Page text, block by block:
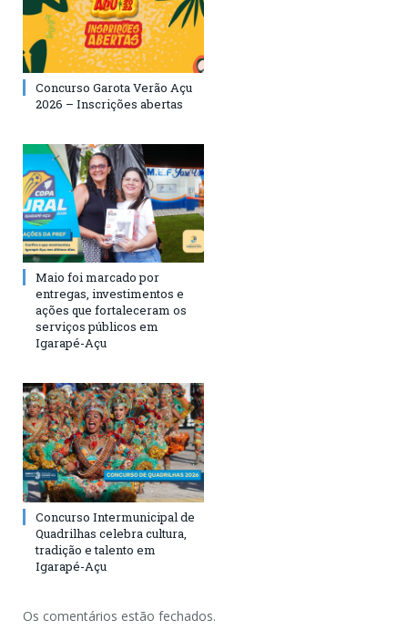
Concurso Garota Verão Açu
2026 – Inscrições abertas
Maio foi marcado por
entregas, investimentos e
ações que fortaleceram os
serviços públicos em
Igarapé-Açu
Concurso Intermunicipal de
Quadrilhas celebra cultura,
tradição e talento em
Igarapé-Açu
Os comentários estão fechados.